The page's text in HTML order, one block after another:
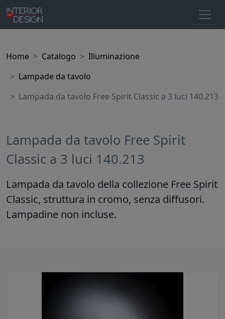
Home Catalogo
Illuminazione
Lampade da tavolo
Lampada da tavolo Free Spirit Classic a 3 luci 140.213
Lampada da tavolo Free Spirit
Classic a 3 luci 140.213
Lampada da tavolo della collezione Free Spirit
Classic, struttura in cromo, senza diffusori.
Lampadine non incluse.